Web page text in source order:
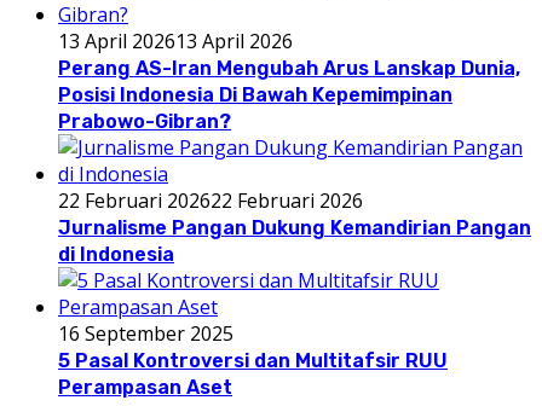
13 April 202613 April 2026
Perang AS-Iran Mengubah Arus Lanskap Dunia,
Posisi Indonesia Di Bawah Kepemimpinan
Prabowo-Gibran?
22 Februari 202622 Februari 2026
Jurnalisme Pangan Dukung Kemandirian Pangan
di Indonesia
16 September 2025
5 Pasal Kontroversi dan Multitafsir RUU
Perampasan Aset